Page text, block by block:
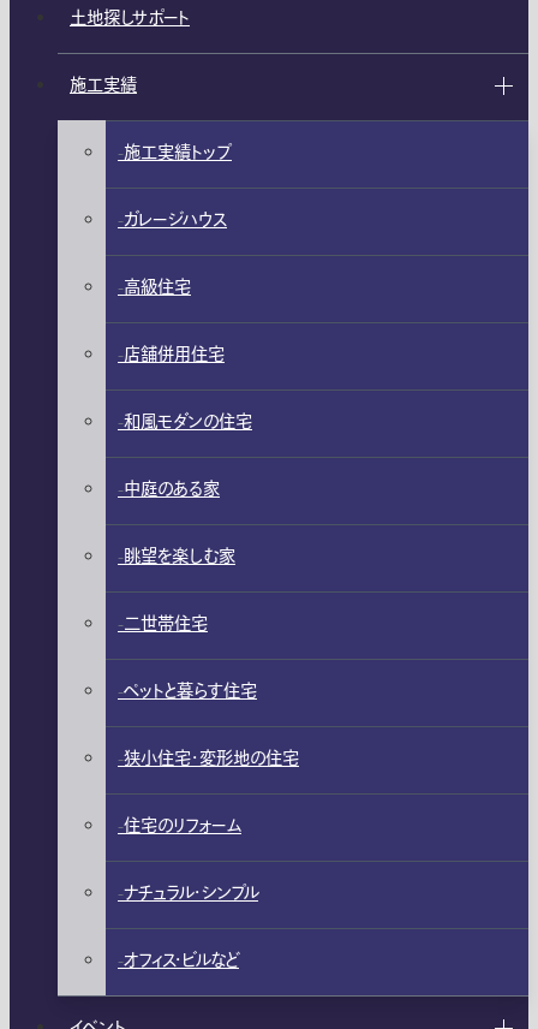
土地探しサポート
施工実績
施工実績トップ
ガレージハウス
高級住宅
店舗併用住宅
和風モダンの住宅
中庭のある家
眺望を楽しむ家
二世帯住宅
ペットと暮らす住宅
狭小住宅・変形地の住宅
住宅のリフォーム
ナチュラル・シンプル
オフィス・ビルなど